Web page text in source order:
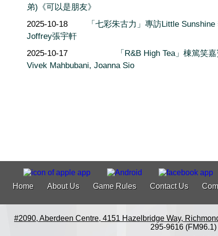
弟)《可以是朋友》
2025-10-18
「七彩朱古力」專訪Little Sunshine
Joffrey張宇軒
2025-10-17
「R&B High Tea」棟篤笑
Vivek Mahbubani, Joanna Sio
Home About Us Game Rules Contact Us
#2090, Aberdeen Centre, 4151 Hazelbridge Way,
295-9616 (FM96.1)